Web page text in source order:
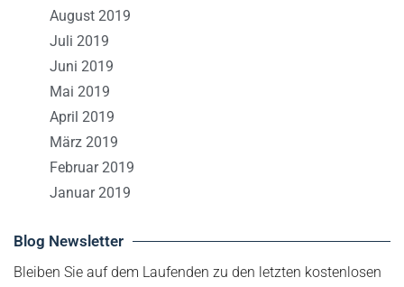
August 2019
Juli 2019
Juni 2019
Mai 2019
April 2019
März 2019
Februar 2019
Januar 2019
Blog Newsletter
Bleiben Sie auf dem Laufenden zu den letzten kostenlosen